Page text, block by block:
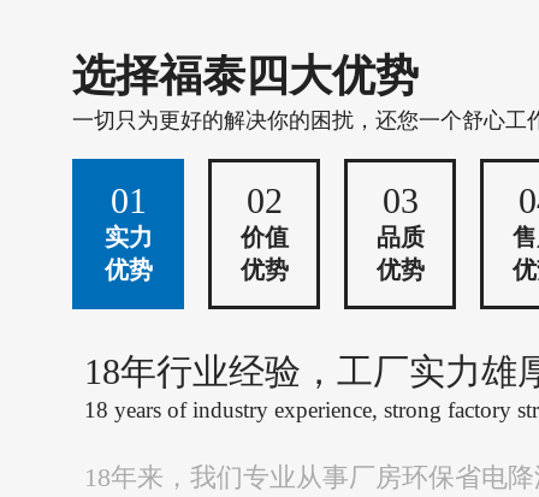
选择福泰四大优势
一切只为更好的解决你的困扰，还您一个舒心工
01
实力
优势
02
价值
优势
03
品质
优势
18年行业经验，工厂实力雄
18 years of industry experience, strong factory
18年来，我们专业从事厂房环保省电